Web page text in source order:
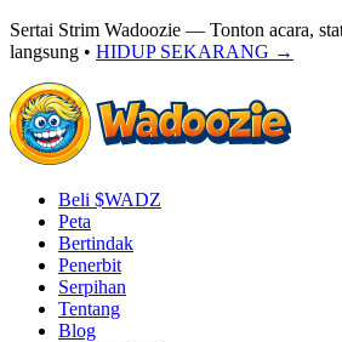
Sertai Strim Wadoozie — Tonton acara,
langsung • HIDUP SEKARANG →
Beli $WADZ
Peta
Bertindak
Penerbit
Serpihan
Tentang
Blog